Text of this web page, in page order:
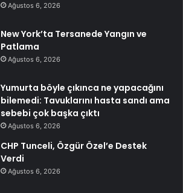
Ağustos 6, 2026
New York’ta Tersanede Yangın ve
Patlama
Ağustos 6, 2026
Yumurta böyle çıkınca ne yapacağını
bilemedi: Tavuklarını hasta sandı ama
sebebi çok başka çıktı
Ağustos 6, 2026
CHP Tunceli, Özgür Özel’e Destek
Verdi
Ağustos 6, 2026